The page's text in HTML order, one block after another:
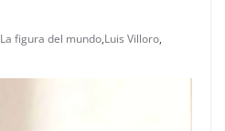
La figura del mundo,Luis Villoro,